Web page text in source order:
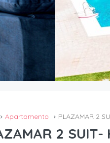
Apartamento PLAZAMAR 2
2 SUIT-